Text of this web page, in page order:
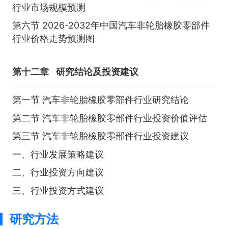
行业市场规模预测
第六节 2026-2032年中国汽车非轮胎橡胶零部件
行业价格走势预测图
第十二章 研究结论及投资建议
第一节 汽车非轮胎橡胶零部件行业研究结论
第二节 汽车非轮胎橡胶零部件行业投资价值评估
第三节 汽车非轮胎橡胶零部件行业投资建议
一、行业发展策略建议
二、行业投资方向建议
三、行业投资方式建议
研究方法